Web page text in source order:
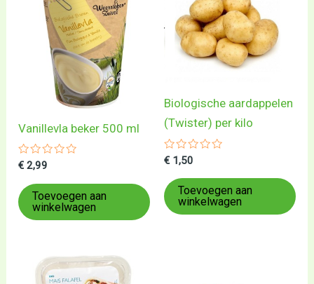
Vanillevla beker 500 ml
Gewaardeerd
uit
5
€ 2,99
Toevoegen aan
winkelwagen
Biologische aardappelen
(Twister) per kilo
Gewaardeerd
uit
5
€ 1,50
Toevoegen aan
winkelwagen